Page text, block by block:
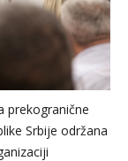
prekogranične
Srbije održana